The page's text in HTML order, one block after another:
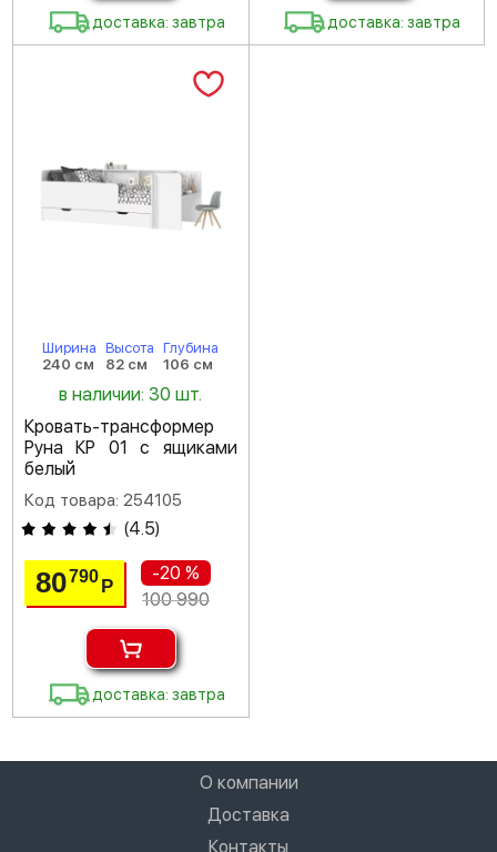
доставка: завтра доставка: завтра
Ширина
240 см
Высота
82 см
Глубина
106 см
в наличии: 30 шт.
Кровать-трансформер
Руна КР 01 с ящиками
белый
Код товара: 254105
(4.5)
80790Р
-20 %
100 990
доставка: завтра
О компании
Доставка
Контакты